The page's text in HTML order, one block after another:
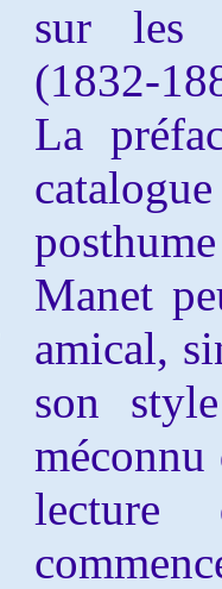
sur les
(1832-
La
Manet
amical,
son